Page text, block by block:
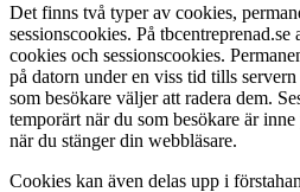
Det finns två typer av cookies,
sessionscookies. På
cookies och sessionscookies.
på datorn under en viss tid tills
som besökare väljer att radera dem.
temporärt när du som besökare är
när du stänger din webbläsare.
Cookies kan även delas upp i